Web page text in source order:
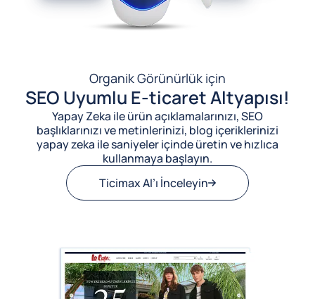
Organik Görünürlük için
SEO Uyumlu E-ticaret Altyapısı!
Yapay Zeka ile ürün açıklamalarınızı, SEO
başlıklarınızı ve metinlerinizi, blog içeriklerinizi
yapay zeka ile saniyeler içinde üretin ve hızlıca
kullanmaya başlayın.
Ticimax AI’ı İnceleyin